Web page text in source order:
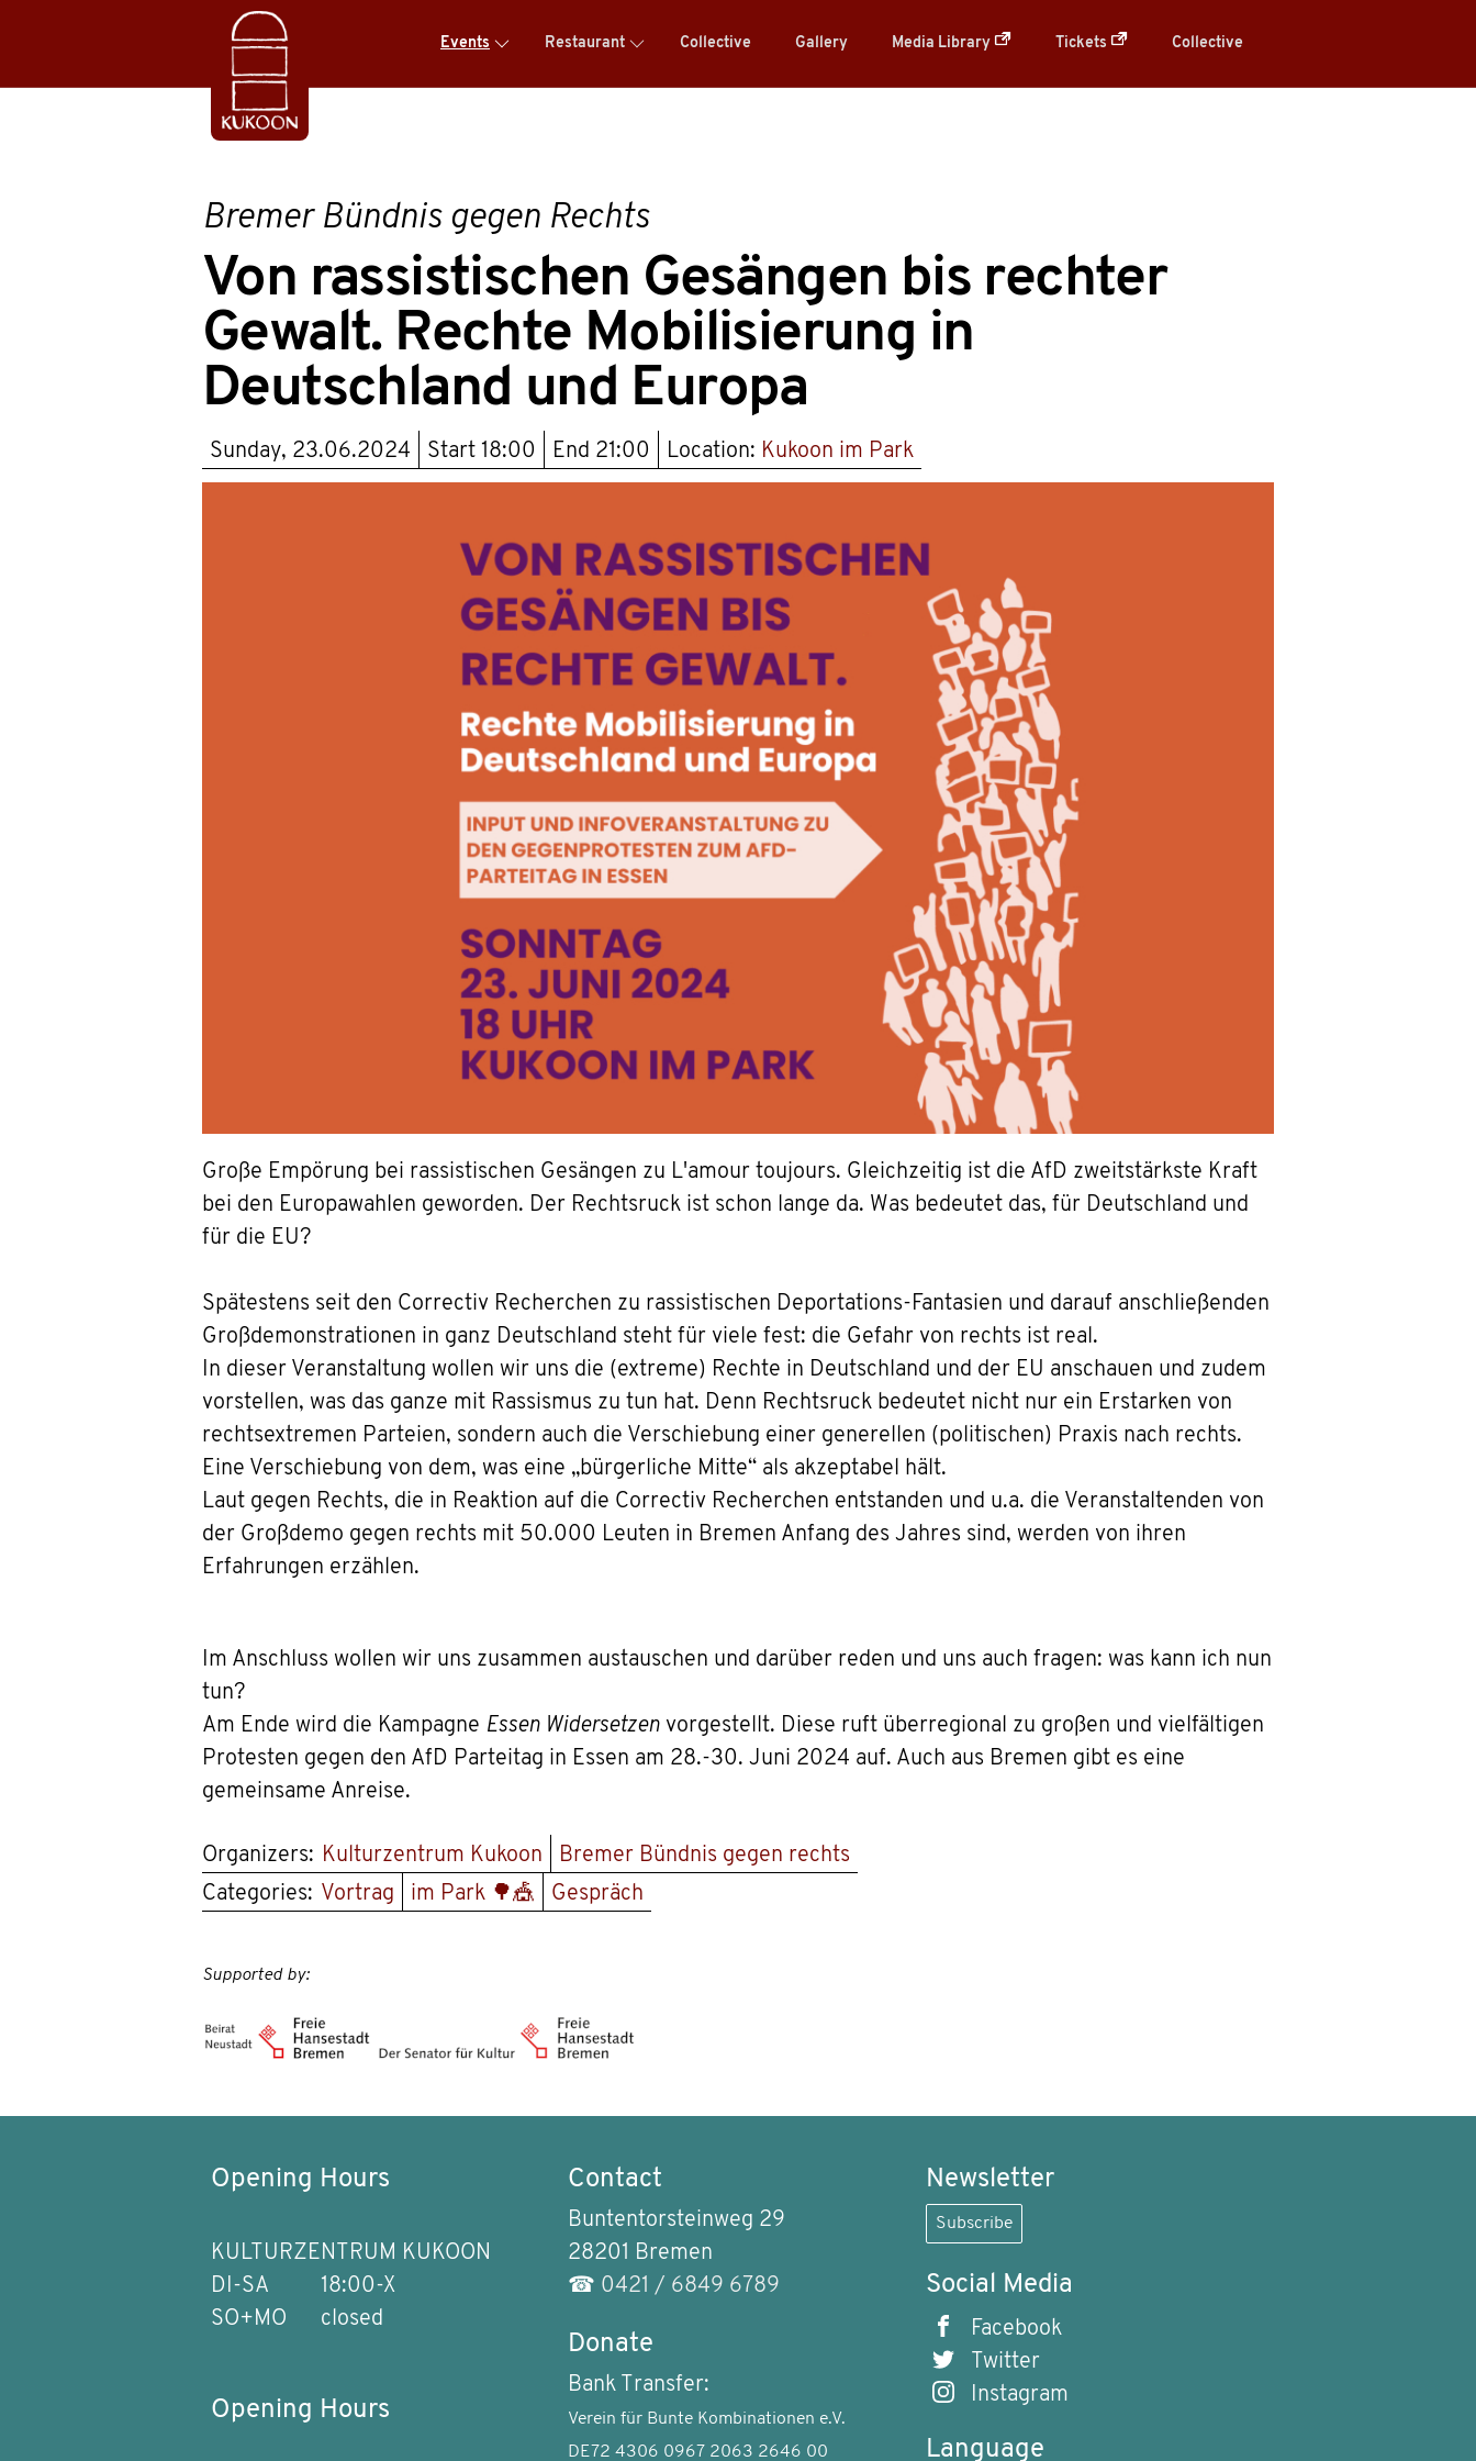
Events Restaurant Collective Gallery Media Library Tickets Collective
Bremer Bündnis gegen Rechts
Von rassistischen Gesängen bis rechter
Gewalt. Rechte Mobilisierung in
Deutschland und Europa
Sunday, 23.06.2024 Start 18:00 End 21:00 Location: Kukoon im Park
Große Empörung bei rassistischen Gesängen zu L'amour toujours. Gleichzeitig ist die AfD zweitstärkste Kraft
bei den Europawahlen geworden. Der Rechtsruck ist schon lange da. Was bedeutet das, für Deutschland und
für die EU?
Spätestens seit den Correctiv Recherchen zu rassistischen Deportations-Fantasien und darauf anschließenden
Großdemonstrationen in ganz Deutschland steht für viele fest: die Gefahr von rechts ist real.
In dieser Veranstaltung wollen wir uns die (extreme) Rechte in Deutschland und der EU anschauen und zudem
vorstellen, was das ganze mit Rassismus zu tun hat. Denn Rechtsruck bedeutet nicht nur ein Erstarken von
rechtsextremen Parteien, sondern auch die Verschiebung einer generellen (politischen) Praxis nach rechts.
Eine Verschiebung von dem, was eine „bürgerliche Mitte“ als akzeptabel hält.
Laut gegen Rechts, die in Reaktion auf die Correctiv Recherchen entstanden und u.a. die Veranstaltenden von
der Großdemo gegen rechts mit 50.000 Leuten in Bremen Anfang des Jahres sind, werden von ihren
Erfahrungen erzählen.
Im Anschluss wollen wir uns zusammen austauschen und darüber reden und uns auch fragen: was kann ich nun
tun?
Am Ende wird die Kampagne Essen Widersetzen vorgestellt. Diese ruft überregional zu großen und vielfältigen
Protesten gegen den AfD Parteitag in Essen am 28.-30. Juni 2024 auf. Auch aus Bremen gibt es eine
gemeinsame Anreise.
Organizers: Kulturzentrum Kukoon
Bremer Bündnis gegen rechts
Categories: Vortrag im Park 🌳🎪 Gespräch
Supported by:
Opening Hours
KULTURZENTRUM KUKOON
DI-SA
18:00-X
SO+MO
closed
Opening Hours
Contact
Buntentorsteinweg 29
28201 Bremen
☎ 0421 / 6849 6789
Donate
Bank Transfer:
Verein für Bunte Kombinationen e.V.
DE72 4306 0967 2063 2646 00
Newsletter
Subscribe
Social Media
Facebook
Twitter
Instagram
Language